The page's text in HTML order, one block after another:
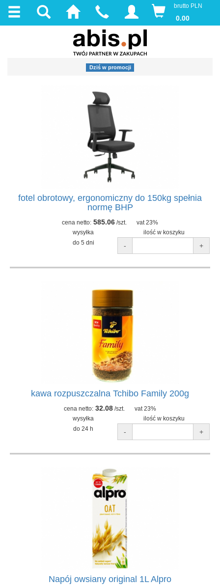
brutto PLN
0.00
Dziś w promocji
fotel obrotowy, ergonomiczny do 150kg spełnia
normę BHP
cena netto: 585.06 /szt.
vat 23%
wysyłka
ilość w koszyku
do 5 dni
- +
kawa rozpuszczalna Tchibo Family 200g
cena netto: 32.08 /szt.
vat 23%
wysyłka
ilość w koszyku
do 24 h
- +
Napój owsiany original 1L Alpro